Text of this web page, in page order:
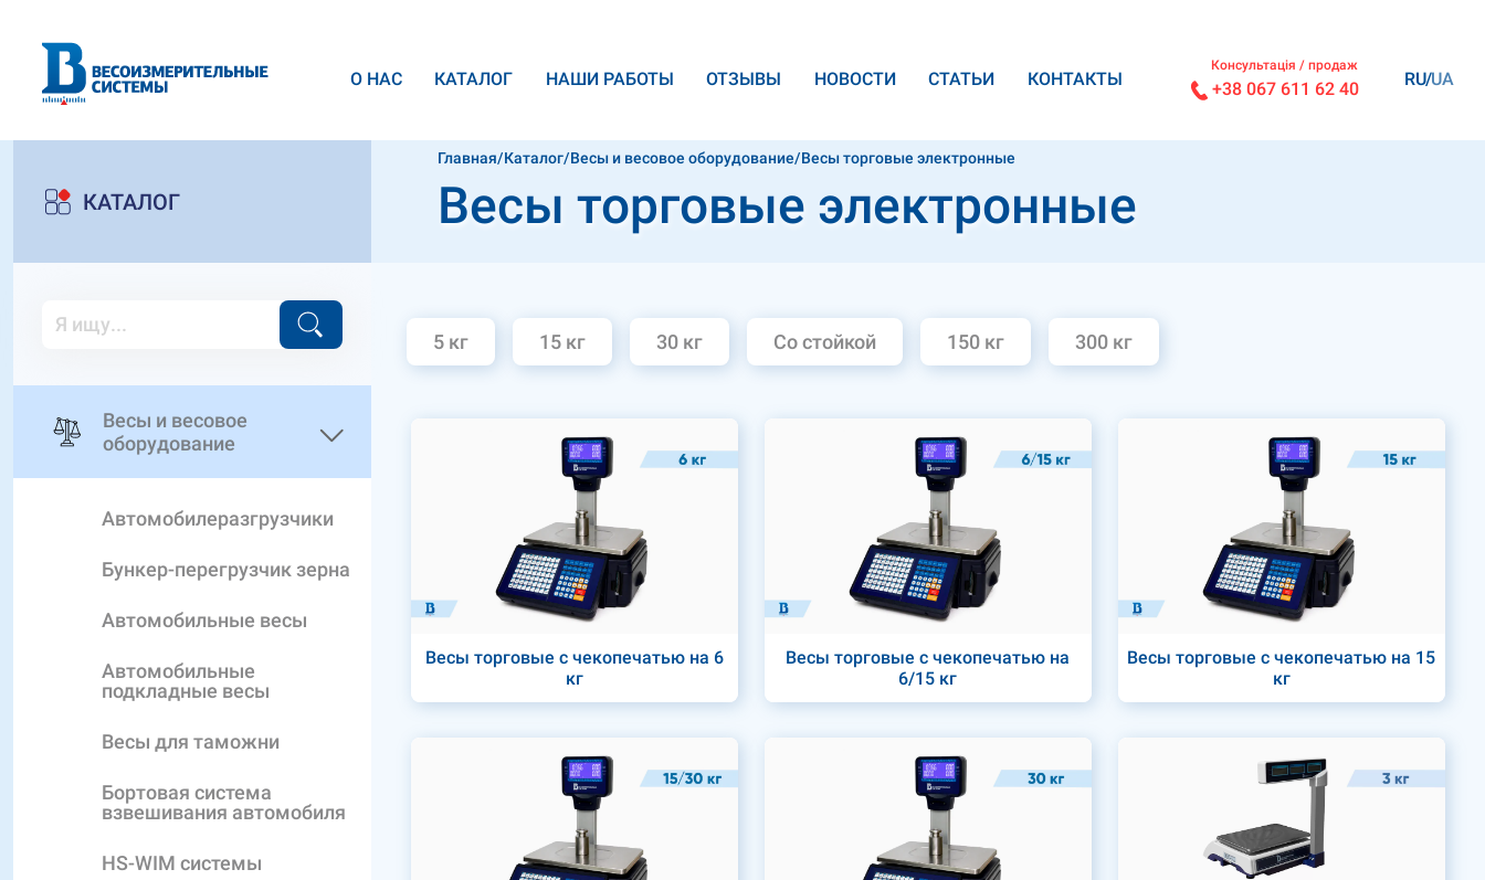
О НАС КАТАЛОГ НАШИ РАБОТЫ ОТЗЫВЫ НОВОСТИ CТАТЬИ КОНТАКТЫ
Консультація / продаж
+38 067 611 62 40 RU UA
КАТАЛОГ
Весы и весовое
оборудование
Автомобилеразгрузчики
Бункер-перегрузчик зерна
Автомобильные весы
Автомобильные
подкладные весы
Весы для таможни
Бортовая система
взвешивания автомобиля
HS-WIM системы
Главная/Каталог/Весы и весовое оборудование/Весы торговые электронные
Весы торговые электронные
5 кг 15 кг 30 кг Со стойкой 150 кг 300 кг
Весы торговые с чекопечатью на 6
кг
Весы торговые с чекопечатью на
6/15 кг
Весы торговые с чекопечатью на 15
кг